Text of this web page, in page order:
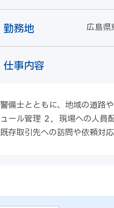
勤務地 広島県
仕事内容
警備士とともに、地域の道路
ュール管理 ２，現場への人員
既存取引先への訪問や依頼対